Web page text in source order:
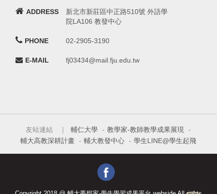
ADDRESS
新北市新莊區中正路510號 外語學
院LA106 教發中心
PHONE 02-2905-3190
E-MAIL fj03434@mail.fju.edu.tw
友站連結 ｜ 輔仁大學 - 教學家-教師教學成果展現 -
輔大高教深耕計畫 - 輔大教發中心 - 學生LINE@學生起飛